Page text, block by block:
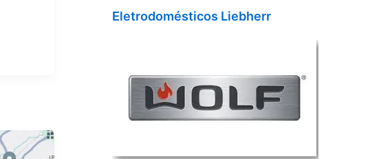
Eletrodomésticos Liebherr